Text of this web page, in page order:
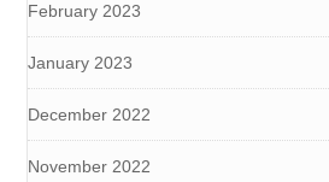
February 2023
January 2023
December 2022
November 2022